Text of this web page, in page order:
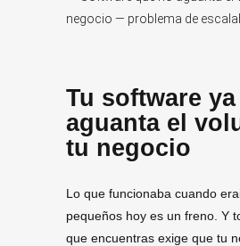
Tu software
aguanta el
tu negocio
Lo que funcionaba cuando
pequeños hoy es un freno. Y
que encuentras exige que tu